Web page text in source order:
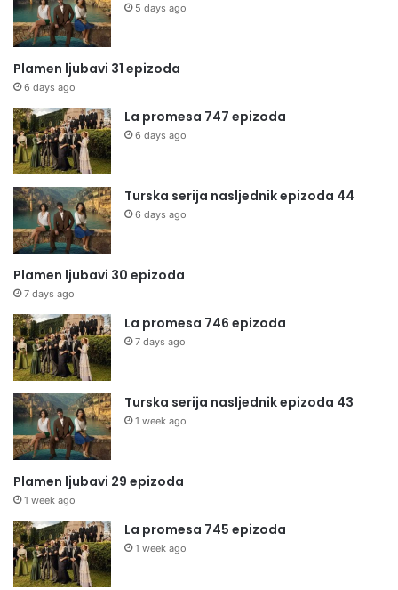
5 days ago
Plamen ljubavi 31 epizoda
6 days ago
La promesa 747 epizoda
6 days ago
Turska serija nasljednik epizoda 44
6 days ago
Plamen ljubavi 30 epizoda
7 days ago
La promesa 746 epizoda
7 days ago
Turska serija nasljednik epizoda 43
1 week ago
Plamen ljubavi 29 epizoda
1 week ago
La promesa 745 epizoda
1 week ago